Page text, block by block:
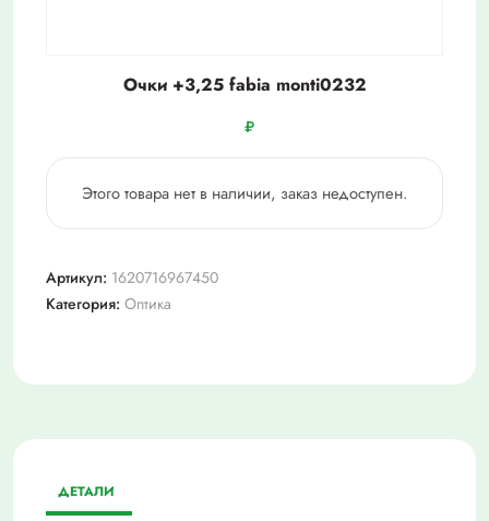
Очки +3,25 fabia monti0232
₽
Этого товара нет в наличии, заказ недоступен.
Артикул: 1620716967450
Категория: Оптика
ДЕТАЛИ